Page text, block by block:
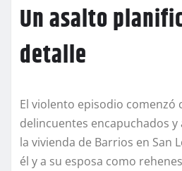
Un asalto
detalle
El violento episodio comenzó
delincuentes encapuchados
la vivienda de Barrios en San
él y a su esposa como